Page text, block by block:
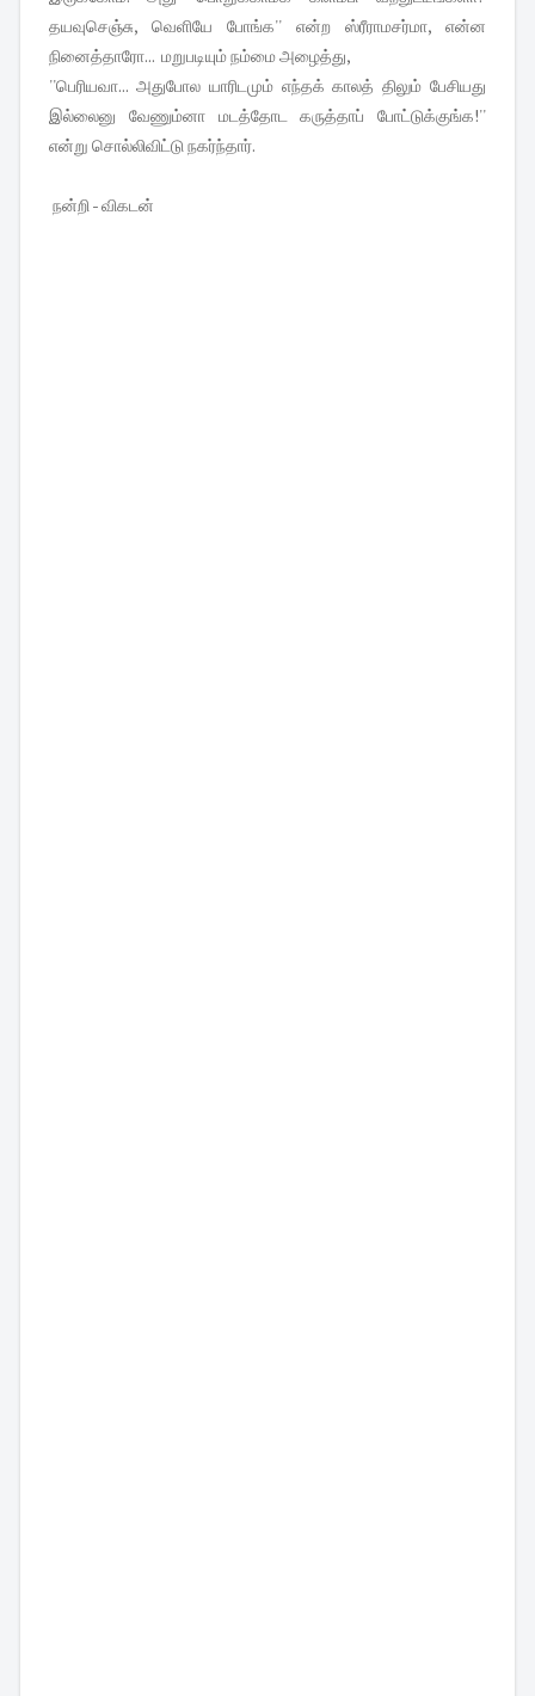
தயவுசெஞ்சு, வெளியே போங்க'' என்ற ஸ்ரீராமசர்மா, என்ன
நினைத்தாரோ... மறுபடியும் நம்மை அழைத்து,
''பெரியவா... அதுபோல யாரிடமும் எந்தக் காலத் திலும் பேசியது
இல்லைனு வேணும்னா மடத்தோட கருத்தாப் போட்டுக்குங்க!''
என்று சொல்லிவிட்டு நகர்ந்தார்.
நன்றி - விகடன்